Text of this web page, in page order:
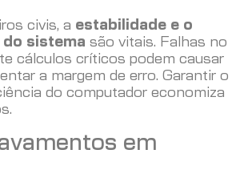
civis, a estabilidade e o
do sistema são vitais. Falhas no
cálculos críticos podem causar
a margem de erro. Garantir o
do computador economiza
em